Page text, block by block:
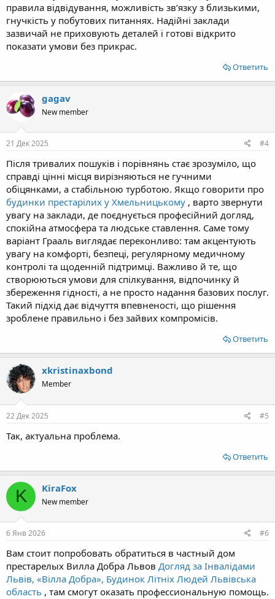
правила відвідування, можливість зв’язку з близькими,
гнучкість у побутових питаннях. Надійні заклади
зазвичай не приховують деталей і готові відкрито
показати умови без прикрас.
Ответить
gagav
New member
21 Дек 2025 #4
Після тривалих пошуків і порівнянь стає зрозуміло, що
справді цінні місця вирізняються не гучними
обіцянками, а стабільною турботою. Якщо говорити про
будинки престарілих у Хмельницькому , варто звернути
увагу на заклади, де поєднується професійний догляд,
спокійна атмосфера та людське ставлення. Саме тому
варіант Грааль виглядає переконливо: там акцентують
увагу на комфорті, безпеці, регулярному медичному
контролі та щоденній підтримці. Важливо й те, що
створюються умови для спілкування, відпочинку й
збереження гідності, а не просто надання базових послуг.
Такий підхід дає відчуття впевненості, що рішення
зроблене правильно і без зайвих компромісів.
Ответить
xkristinaxbond
Member
22 Дек 2025 #5
Так, актуальна проблема.
Ответить
K KiraFox
New member
6 Янв 2026 #6
Вам стоит попробовать обратиться в частный дом
престарелых Вилла Добра Львов Догляд за Iнвалідами
Львів, «Вілла Добра», Будинок Літніх Людей Львівська
область , там смогут оказать профессиональную помощь.